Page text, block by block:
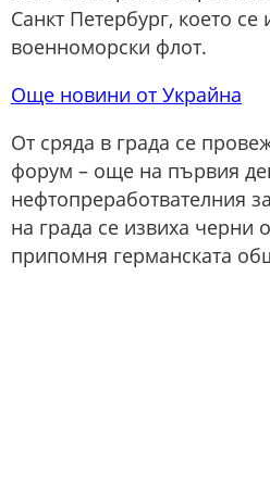
Санкт Петербург, което се
военноморски флот.
Още новини от Украйна
От сряда в града се
форум – още на първия
нефтопреработвателния
на града се извиха черни
припомня германската